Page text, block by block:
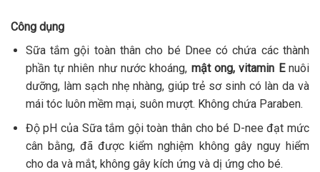
Công dụng
Sữa tắm gội toàn thân cho bé Dnee có chứa các thành
phần tự nhiên như nước khoáng, mật ong, vitamin Enuôi
dưỡng, làm sạch nhẹ nhàng, giúp trẻ sơ sinh có làn da và
mái tóc luôn mềm mại, suôn mượt. Không chứa Paraben.
Độ pH của Sữa tắm gội toàn thân cho bé D-nee đạt mức
cân bằng, đã được kiểm nghiệm không gây nguy hiểm
cho da và mắt, không gây kích ứng và dị ứng cho bé.